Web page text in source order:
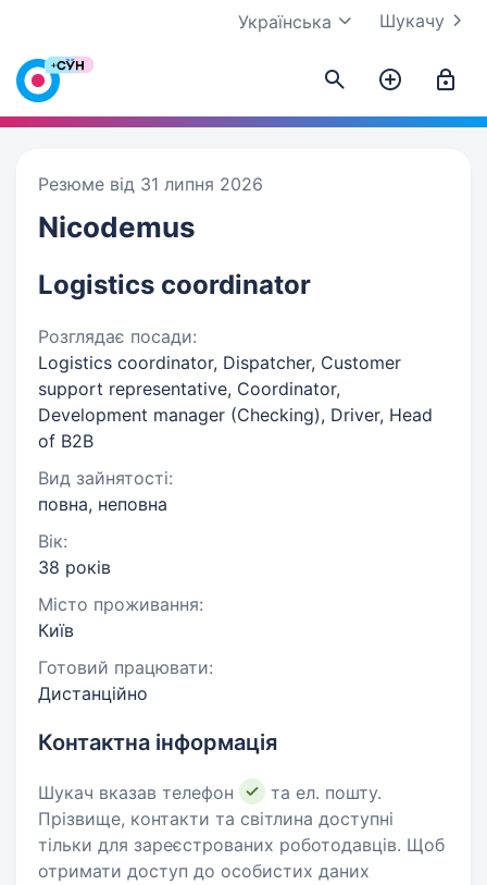
Шукачу
Українська
Резюме від 31 липня 2026
Nicodemus
Logistics coordinator
Розглядає посади:
Logistics coordinator, Dispatcher, Customer
support representative, Coordinator,
Development manager (Checking), Driver, Head
of B2B
Вид зайнятості:
повна, неповна
Вік:
38 років
Місто проживання:
Київ
Готовий працювати:
Дистанційно
Контактна інформація
Шукач вказав телефон
та ел. пошту.
Прізвище, контакти та світлина доступні
тільки для зареєстрованих роботодавців. Щоб
отримати доступ до особистих даних